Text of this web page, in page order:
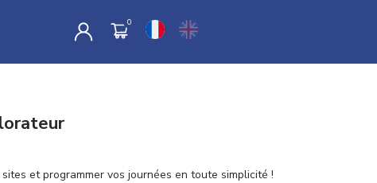
et programmer vos journées en toute simplicité !